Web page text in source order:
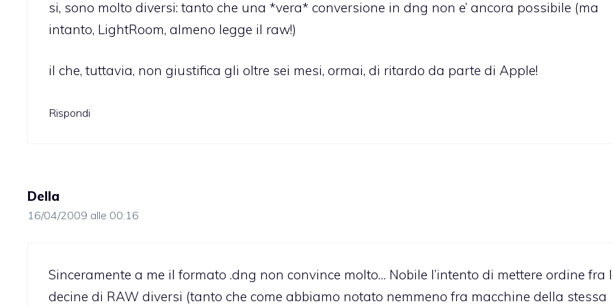
si, sono molto diversi: tanto che una *vera* conversione in dng non e’ ancora possibile (ma
intanto, LightRoom, almeno legge il raw!)
il che, tuttavia, non giustifica gli oltre sei mesi, ormai, di ritardo da parte di Apple!
Rispondi
Della
16/04/2009 alle 00:16
Sinceramente a me il formato .dng non convince molto… Nobile l’intento di mettere ordine fra
decine di RAW diversi (tanto che come abbiamo notato nemmeno fra macchine della stessa